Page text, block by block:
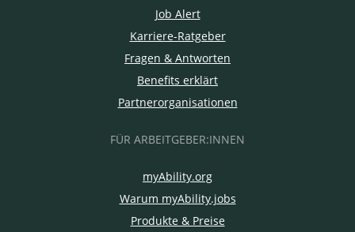
Job Alert
Karriere-Ratgeber
Fragen & Antworten
Benefits erklärt
Partnerorganisationen
FÜR ARBEITGEBER:INNEN
myAbility.org
Warum myAbility.jobs
Produkte & Preise